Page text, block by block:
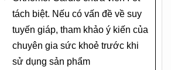
tách biệt. Nếu có vấn đề về suy
tuyến giáp, tham khảo ý kiến của
chuyên gia sức khoẻ trước khi
sử dụng sản phẩm